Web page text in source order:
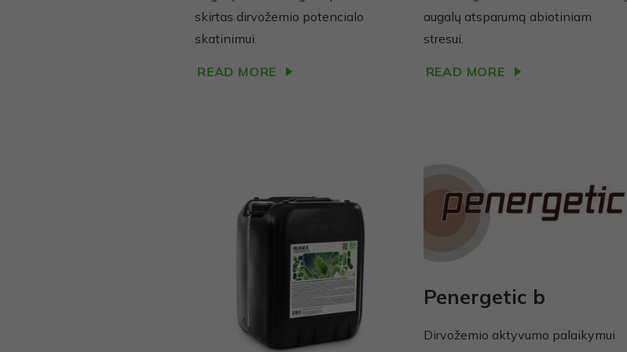
skirtas dirvožemio potencialo
skatinimui.
READ MORE
augalų atsparumą abiotiniam
stresui.
READ MORE
Penergetic b
Dirvožemio aktyvumo palaikymui
svetainė
metu veiktų
kuo geriau.
Jei
svetainėje.